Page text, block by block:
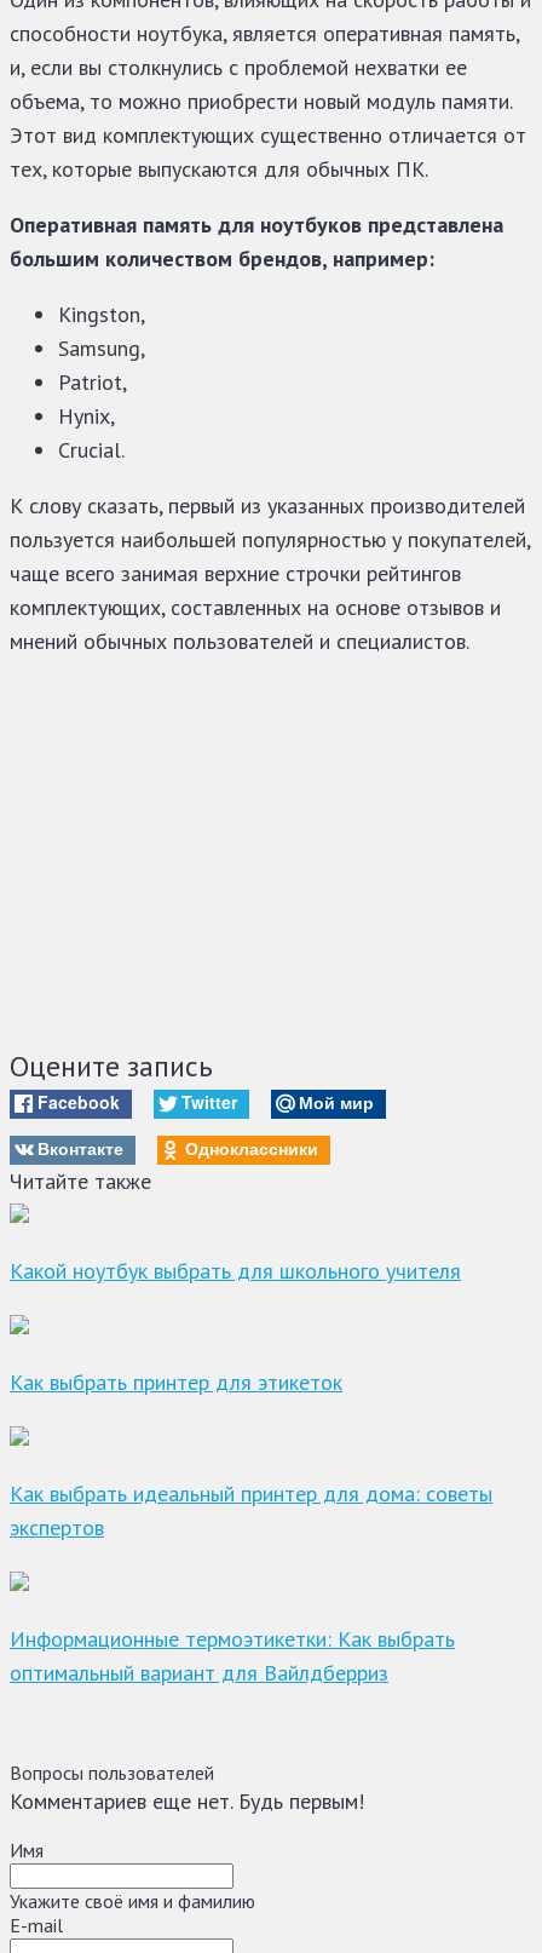
способности ноутбука, является оперативная память,
и, если вы столкнулись с проблемой нехватки ее
объема, то можно приобрести новый модуль памяти.
Этот вид комплектующих существенно отличается от
тех, которые выпускаются для обычных ПК.
Оперативная память для ноутбуков представлена
большим количеством брендов, например:
Kingston,
Samsung,
Patriot,
Hynix,
Crucial.
К слову сказать, первый из указанных производителей
пользуется наибольшей популярностью у покупателей,
чаще всего занимая верхние строчки рейтингов
комплектующих, составленных на основе отзывов и
мнений обычных пользователей и специалистов.
Оцените запись
Facebook Twitter
Мой мир
Вконтакте
Одноклассники
Читайте также
Какой ноутбук выбрать для школьного учителя
Как выбрать принтер для этикеток
Как выбрать идеальный принтер для дома: советы
экспертов
Информационные термоэтикетки: Как выбрать
оптимальный вариант для Вайлдберриз
Вопросы пользователей
Комментариев еще нет. Будь первым!
Имя
Укажите своё имя и фамилию
E-mail